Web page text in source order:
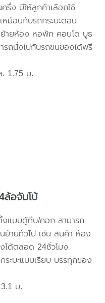
รึ่ง มีให้ลูกค้าเลือกใช้
มือนกับรถกระบะตอน
ย้ายห้อง หอพัก คอนโด บูธ
รถนั่งไปกับรถขนของได้ฟรี
1.75 ม.
อจัมโบ้
แบบตู้ทึบ/คอก สามารถ
ย้ายทั่วไป เช่น สินค้า ห้อง
ได้ตลอด 24ชั่วโมง
ะบะแบบเรียบ บรรทุกของ
ม.